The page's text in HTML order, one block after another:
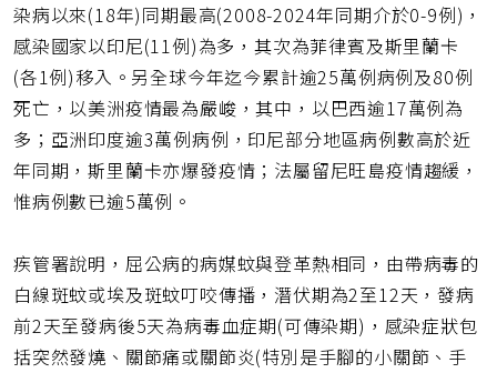
染病以來(18年)同期最高(2008-2024年同期介於0-9例)，
感染國家以印尼(11例)為多，其次為菲律賓及斯里蘭卡
(各1例)移入。另全球今年迄今累計逾25萬例病例及80例
死亡，以美洲疫情最為嚴峻，其中，以巴西逾17萬例為
多；亞洲印度逾3萬例病例，印尼部分地區病例數高於近
年同期，斯里蘭卡亦爆發疫情；法屬留尼旺島疫情趨緩，
惟病例數已逾5萬例。
疾管署說明，屈公病的病媒蚊與登革熱相同，由帶病毒的
白線斑蚊或埃及斑蚊叮咬傳播，潛伏期為2至12天，發病
前2天至發病後5天為病毒血症期(可傳染期)，感染症狀包
括突然發燒、關節痛或關節炎(特別是手腳的小關節、手